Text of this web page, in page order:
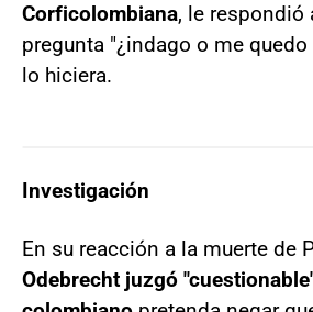
Corficolombiana, le respondió
pregunta "¿indago o me
lo hiciera.
Investigación
En su reacción a la muerte de
Odebrecht juzgó